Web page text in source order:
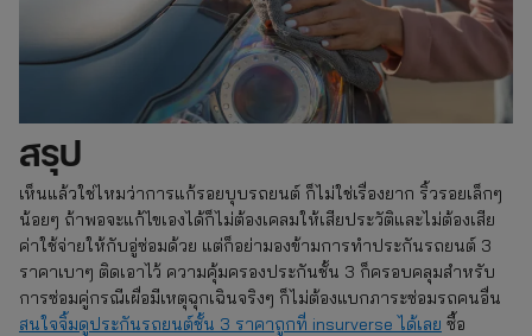
สรุป
เห็นแล้วใช่ไหมว่าการแก้รอยบุบรถยนต์ ก็ไม่ใช่เรื่องยาก ริ้วรอยเล็กๆ
น้อยๆ ถ้าพอจะแก้ไขเองได้ก็ไม่ต้องเคลมให้เสียประวัติและไม่ต้องเสีย
ค่าใช้จ่ายให้กับอู่ซ่อมด้วย แต่ก็อย่ามองข้ามการทำประกันรถยนต์ 3
ราคาเบาๆ ติดเอาไว้ ความคุ้มครองประกันชั้น 3 ก็ครอบคลุมสำหรับ
การซ่อมคู่กรณีเผื่อมีเหตุฉุกเฉินจริงๆ ก็ไม่ต้องแบกภาระซ่อมรถคนอื่น
สนใจจิ้มดูประกันรถยนต์ชั้น 3 ราคาถูกที่ insurverse ได้เลย ซื้อ